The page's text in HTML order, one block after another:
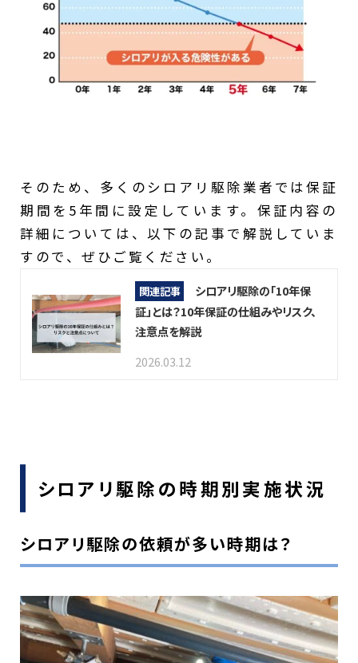
そのため、多くのシロアリ駆除業者では保証
期間を5年間に設定しています。保証内容の
詳細については、以下の記事で解説していま
すので、ぜひご覧ください。
関連記事
シロアリ駆除の「10年保
証」とは？10年保証の仕組みやリスク、
注意点を解説
2026.03.12
シロアリ駆除の時期別実施状況
シロアリ駆除の依頼が多い時期は？